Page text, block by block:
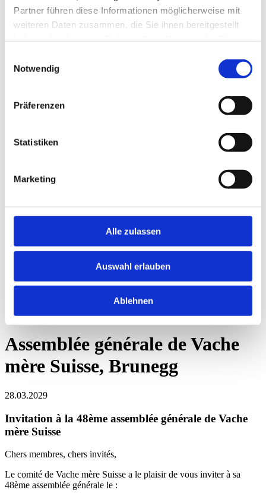
Partner führen diese Informationen möglicherweise mit
weiteren Daten zusammen, die Sie ihnen bereitgestellt
Notwendig
Präferenzen
Statistiken
Marketing
Alle zulassen
Auswahl erlauben
Ablehnen
Welsh Black
beef control
À propos de beef control
Contrôle et reconnaissance de l’exploitation
Questions fréquentes à beef control
Association Vache mère Suisse
Services aux producteurs
English documents
Vache mère Suisse
Détails de l’évènement
Assemblée générale de Vache
mère Suisse, Brunegg
28.03.2029
Invitation à la 48ème assemblée générale de Vache
mère Suisse
Chers membres, chers invités,
Le comité de Vache mère Suisse a le plaisir de vous inviter à sa
48ème assemblée générale le :